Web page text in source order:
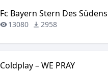
Fc Bayern Stern Des Südens
13080 2958
Coldplay – WE PRAY